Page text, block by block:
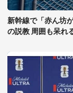
新幹線で「赤ん坊
の説教 周囲も呆れ